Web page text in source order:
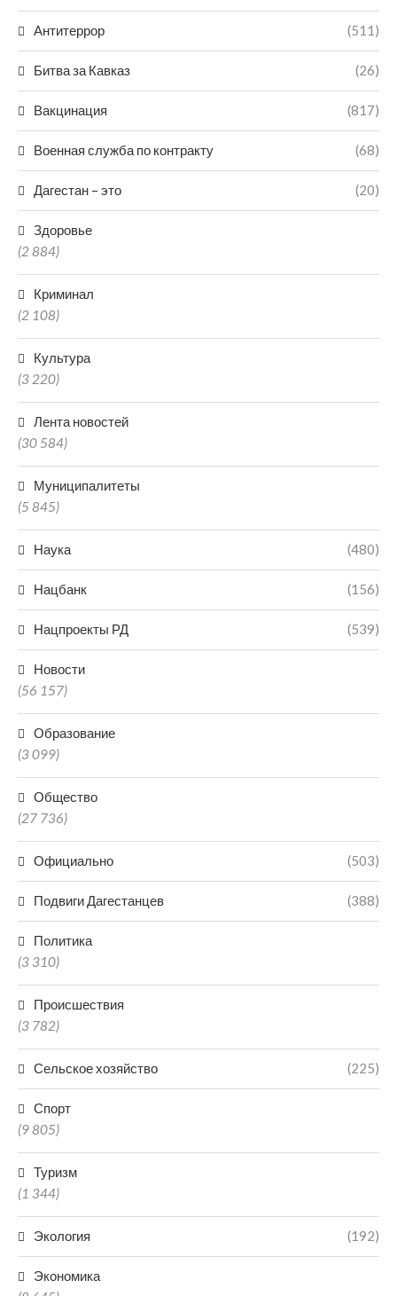
Антитеррор (511)
Битва за Кавказ (26)
Вакцинация (817)
Военная служба по контракту (68)
Дагестан – это (20)
Здоровье
(2 884)
Криминал
(2 108)
Культура
(3 220)
Лента новостей
(30 584)
Муниципалитеты
(5 845)
Наука (480)
Нацбанк (156)
Нацпроекты РД (539)
Новости
(56 157)
Образование
(3 099)
Общество
(27 736)
Официально (503)
Подвиги Дагестанцев (388)
Политика
(3 310)
Происшествия
(3 782)
Сельское хозяйство (225)
Спорт
(9 805)
Туризм
(1 344)
Экология (192)
Экономика